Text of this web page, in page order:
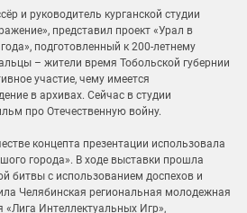
и руководитель курганской студии
представил проект «Урал в
подготовленный к 200-летнему
– жители время Тобольской губернии
участие, чему имеется
в архивах. Сейчас в студии
про Отечественную войну.
концепта презентации использовала
города». В ходе выставки прошла
битвы с использованием доспехов и
Челябинская региональная молодежная
Интеллектуальных Игр»,